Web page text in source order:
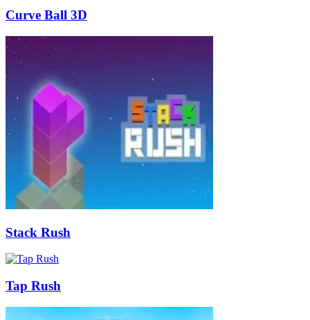
Curve Ball 3D
Stack Rush
Tap Rush